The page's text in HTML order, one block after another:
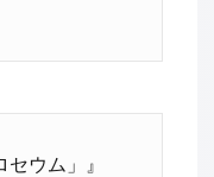
セウム」』